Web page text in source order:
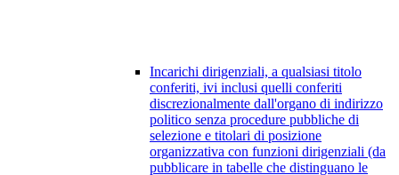
Incarichi dirigenziali, a qualsiasi titolo
conferiti, ivi inclusi quelli conferiti
discrezionalmente dall'organo di indirizzo
politico senza procedure pubbliche di
selezione e titolari di posizione
organizzativa con funzioni dirigenziali (da
pubblicare in tabelle che distinguano le